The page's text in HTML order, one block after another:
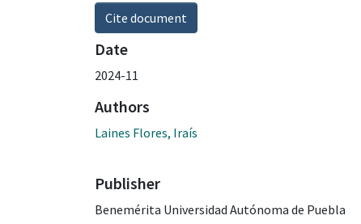
Cite document
Date
2024-11
Authors
Laines Flores, Iraís
Publisher
Benemérita Universidad Autónoma de Puebla